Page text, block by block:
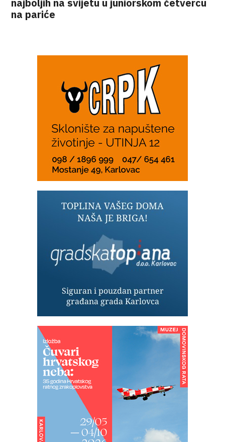
najboljih na svijetu u juniorskom četvercu
na pariće